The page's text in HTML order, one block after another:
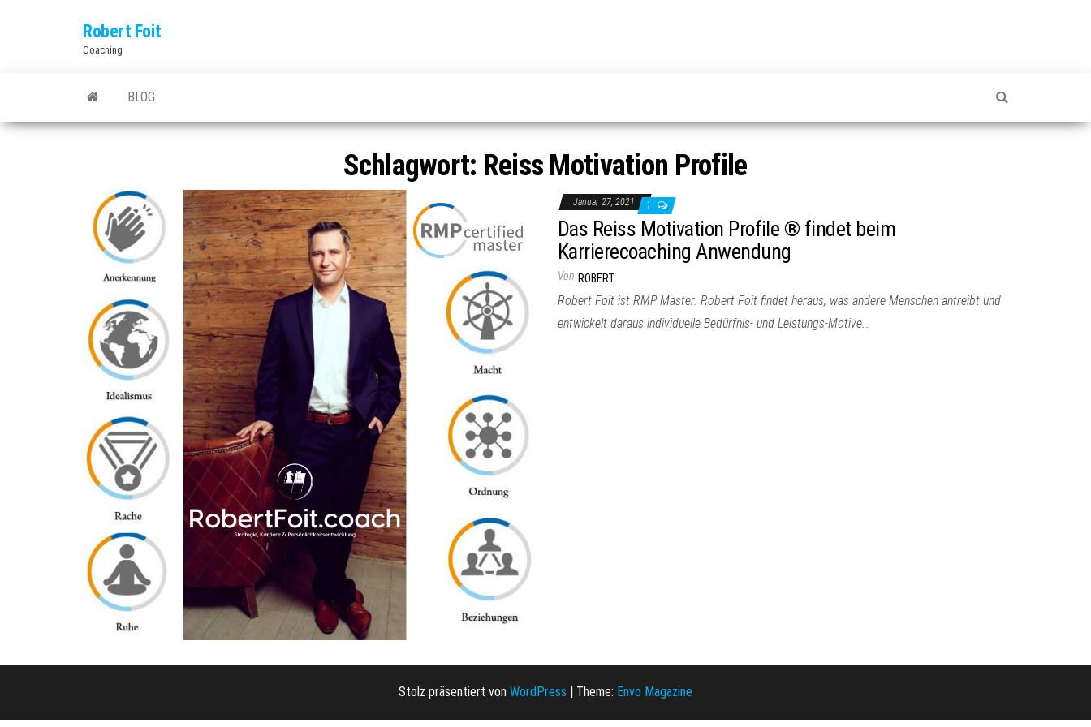
Robert Foit
Coaching
BLOG
Schlagwort: Reiss Motivation Profile
Januar 27, 2021 1
Das Reiss Motivation Profile ® findet beim
Karrierecoaching Anwendung
Von ROBERT
Robert Foit ist RMP Master. Robert Foit findet heraus, was andere Menschen antreibt und
entwickelt daraus individuelle Bedürfnis- und Leistungs-Motive…
Stolz präsentiert von WordPress | Theme: Envo Magazine